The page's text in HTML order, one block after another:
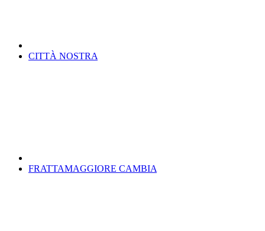
CITTÀ NOSTRA
FRATTAMAGGIORE CAMBIA